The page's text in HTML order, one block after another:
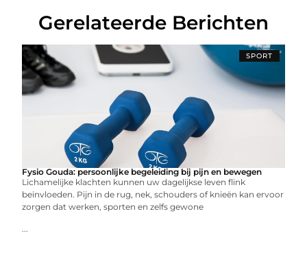
Gerelateerde Berichten
SPORT
Fysio Gouda: persoonlijke begeleiding bij pijn en bewegen
Lichamelijke klachten kunnen uw dagelijkse leven flink
beïnvloeden. Pijn in de rug, nek, schouders of knieën kan ervoor
zorgen dat werken, sporten en zelfs gewone
...